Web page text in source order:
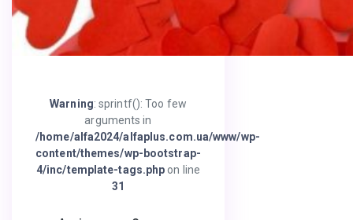
Warning: sprintf(): Too few
arguments in
/home/alfa2024/alfaplus.com.ua/www/wp-
content/themes/wp-bootstrap-
4/inc/template-tags.php on line
31